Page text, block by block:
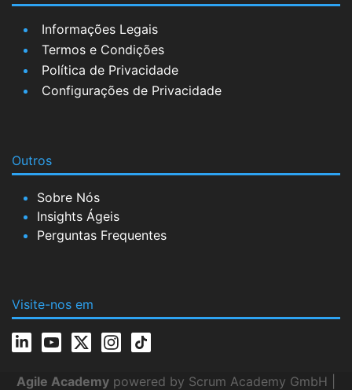
Informações Legais
Termos e Condições
Política de Privacidade
Configurações de Privacidade
Outros
Sobre Nós
Insights Ágeis
Perguntas Frequentes
Visite-nos em
Agile Academy powered by Scrum Academy GmbH |